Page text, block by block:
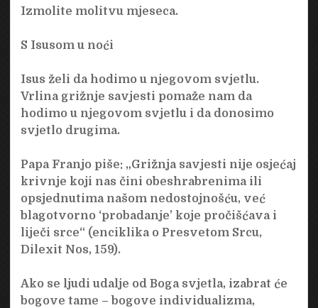
Izmolite molitvu mjeseca.
S Isusom u noći
Isus želi da hodimo u njegovom svjetlu.
Vrlina grižnje savjesti pomaže nam da
hodimo u njegovom svjetlu i da donosimo
svjetlo drugima.
Papa Franjo piše: „Grižnja savjesti nije osjećaj
krivnje koji nas čini obeshrabrenima ili
opsjednutima našom nedostojnošću, već
blagotvorno ‘probadanje’ koje pročišćava i
liječi srce“ (enciklika o Presvetom Srcu,
Dilexit Nos, 159).
Ako se ljudi udalje od Boga svjetla, izabrat će
bogove tame – bogove individualizma,